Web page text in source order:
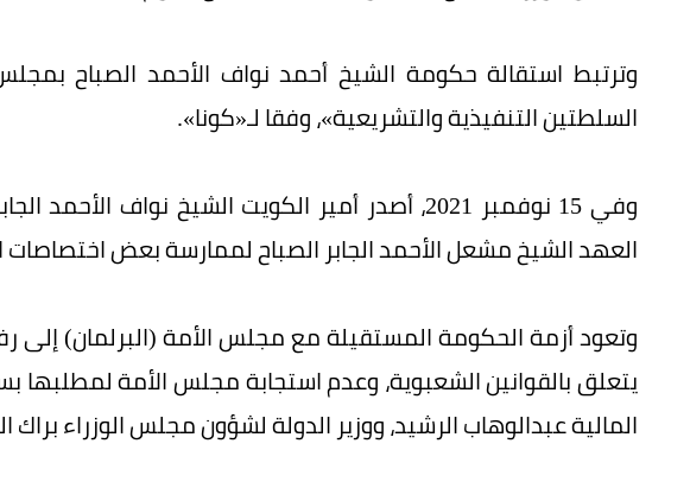
وترتبط استقالة حكومة الشيخ أحمد نواف الأحمد الصباح بمجلس
السلطتين التنفيذية والتشريعية»، وفقا لـ«كونا».
وفي 15 نوفمبر 2021، أصدر أمير الكويت الشيخ نواف
العهد الشيخ مشعل الأحمد الجابر الصباح لممارسة بعض اختصاصات
وتعود أزمة الحكومة المستقيلة مع مجلس الأمة (البرلمان) إلى
يتعلق بالقوانين الشعبوية، وعدم استجابة مجلس الأمة لمطلبها
المالية عبدالوهاب الرشيد، ووزير الدولة لشؤون مجلس الوزراء براك